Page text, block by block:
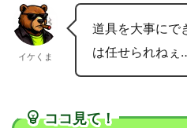
イケくま
道具を大事にで
は任せられねぇ
ココ見て！